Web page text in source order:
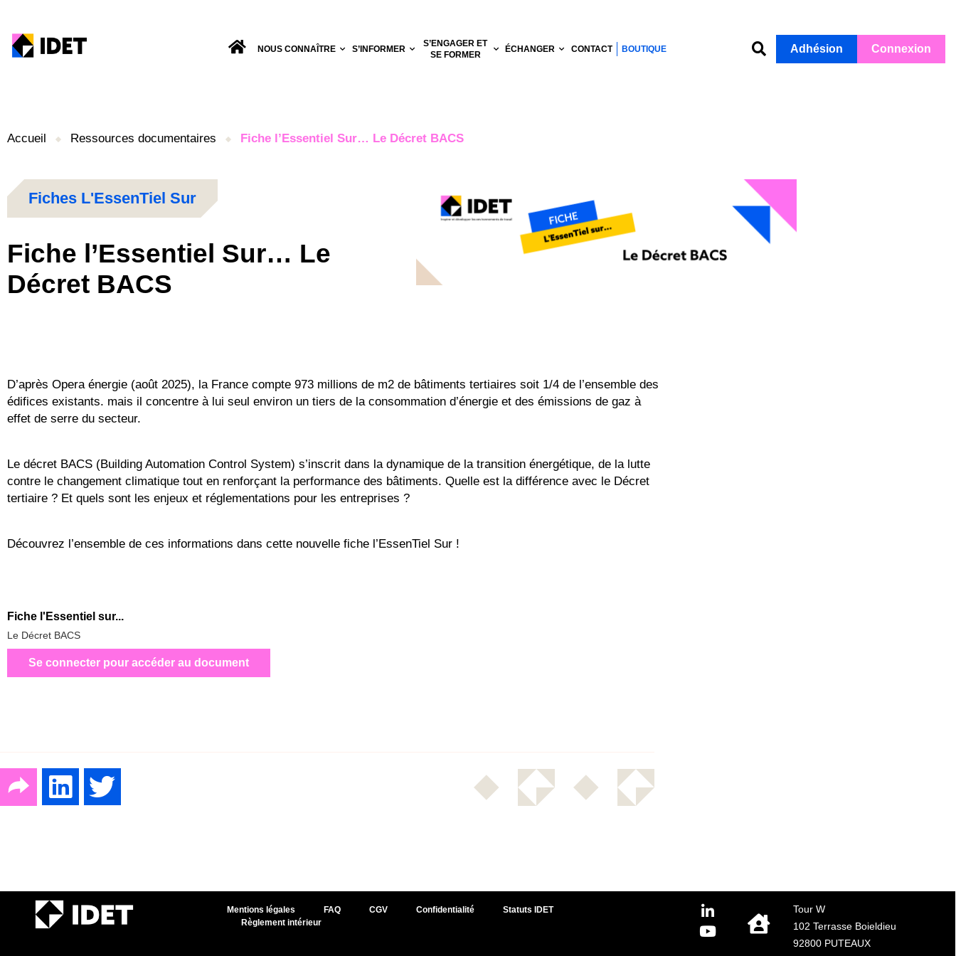
NOUS CONNAÎTRE S’INFORMER
S’ENGAGER ET
SE FORMER
ÉCHANGER CONTACT BOUTIQUE Adhésion Connexion
Accueil Ressources documentaires Fiche l’Essentiel Sur… Le Décret BACS
Fiche l’Essentiel Sur… Le
Décret BACS
D’après Opera énergie (août 2025), la France compte 973 millions de m2 de bâtiments tertiaires soit 1/4 de l’ensemble des
édifices existants. mais il concentre à lui seul environ un tiers de la consommation d’énergie et des émissions de gaz à
effet de serre du secteur.
Le décret BACS (Building Automation Control System) s’inscrit dans la dynamique de la transition énergétique, de la lutte
contre le changement climatique tout en renforçant la performance des bâtiments. Quelle est la différence avec le Décret
tertiaire ? Et quels sont les enjeux et réglementations pour les entreprises ?
Découvrez l’ensemble de ces informations dans cette nouvelle fiche l’EssenTiel Sur !
Fiche l'Essentiel sur...
Le Décret BACS
Se connecter pour accéder au document
Mentions légales FAQ CGV Confidentialité
Statuts IDET
Règlement intérieur
Tour W
102 Terrasse Boieldieu
92800 PUTEAUX